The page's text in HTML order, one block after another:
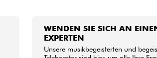
WENDEN SIE SICH AN
EXPERTEN
Unsere musikbegeisterten und